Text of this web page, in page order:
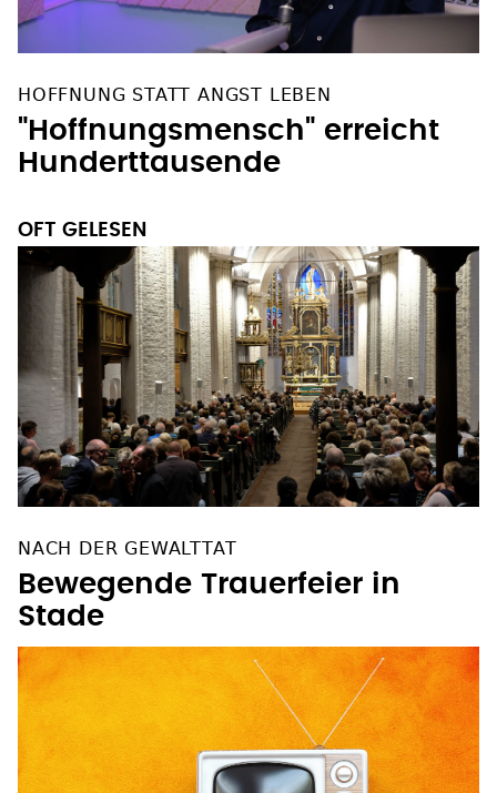
HOFFNUNG STATT ANGST LEBEN
"Hoffnungsmensch" erreicht
Hunderttausende
OFT GELESEN
NACH DER GEWALTTAT
Bewegende Trauerfeier in
Stade